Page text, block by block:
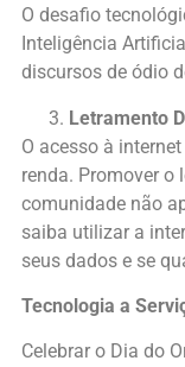
O desafio
Inteligência
discursos de ódio
Letramento
O acesso à
renda. Promover o
comunidade não
saiba utilizar a
seus dados e se
Tecnologia a
Celebrar o Dia do